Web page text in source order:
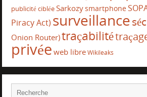
publicité cibléeSarkozysmartphone
Piracy Act) surveillance
Onion Router)traçabilité
privée web libreWikileaks